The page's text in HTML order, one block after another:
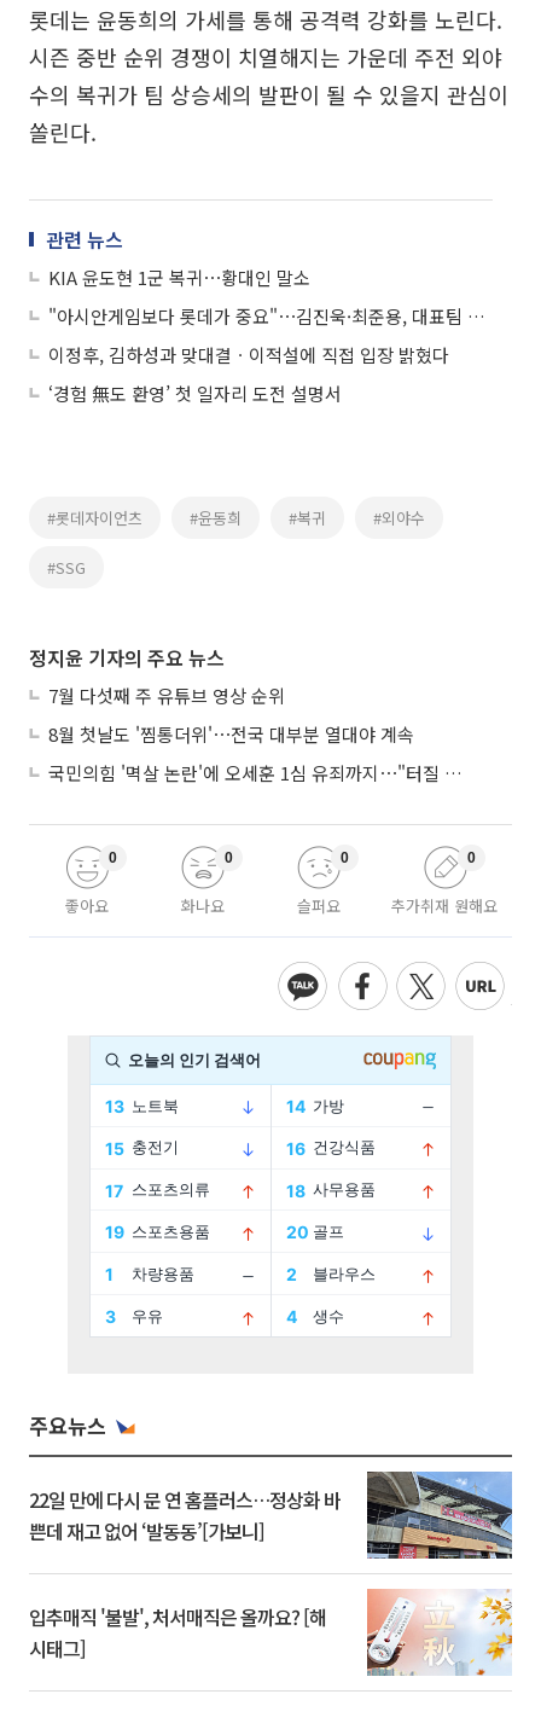
롯데는 윤동희의 가세를 통해 공격력 강화를 노린다.
시즌 중반 순위 경쟁이 치열해지는 가운데 주전 외야
수의 복귀가 팀 상승세의 발판이 될 수 있을지 관심이
쏠린다.
관련 뉴스
KIA 윤도현 1군 복귀⋯황대인 말소
"아시안게임보다 롯데가 중요"⋯김진욱·최준용, 대표팀 발탁 소감 밝혀
이정후, 김하성과 맞대결ㆍ이적설에 직접 입장 밝혔다
‘경험 無도 환영’ 첫 일자리 도전 설명서
#롯데자이언츠 #윤동희 #복귀 #외야수
#SSG
정지윤 기자의 주요 뉴스
7월 다섯째 주 유튜브 영상 순위
8월 첫날도 '찜통더위'⋯전국 대부분 열대야 계속
국민의힘 '멱살 논란'에 오세훈 1심 유죄까지⋯"터질 게 터졌다"
좋아요
0
화나요
0
슬퍼요
0
추가취재 원해요
0
주요뉴스
22일 만에 다시 문 연 홈플러스…정상화 바
쁜데 재고 없어 ‘발동동’[가보니]
입추매직 '불발', 처서매직은 올까요? [해
시태그]